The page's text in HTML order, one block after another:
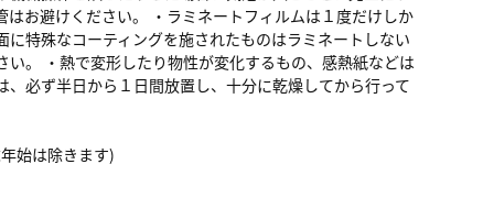
お避けください。 ・ラミネートフィルムは１度だけしか
特殊なコーティングを施されたものはラミネートしない
。 ・熱で変形したり物性が変化するもの、感熱紙などは
必ず半日から１日間放置し、十分に乾燥してから行って
始は除きます)